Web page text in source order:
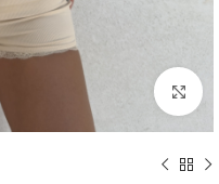
Click to enlarge